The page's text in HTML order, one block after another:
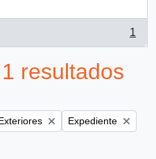
1
resultados
Remove filter:
Expediente